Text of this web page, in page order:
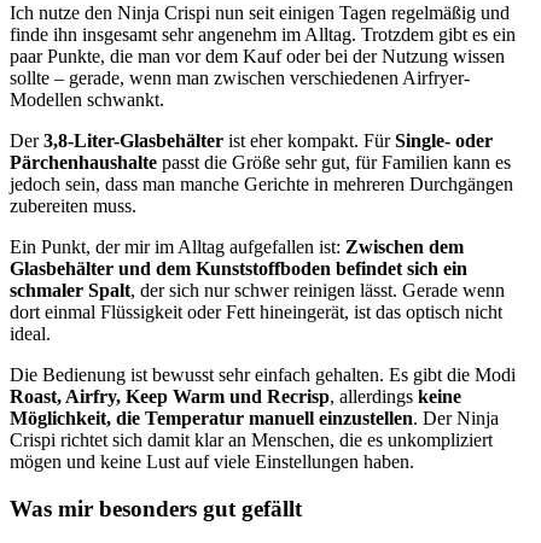
Ich nutze den Ninja Crispi nun seit einigen Tagen regelmäßig und
finde ihn insgesamt sehr angenehm im Alltag. Trotzdem gibt es ein
paar Punkte, die man vor dem Kauf oder bei der Nutzung wissen
sollte – gerade, wenn man zwischen verschiedenen Airfryer-
Modellen schwankt.
Der3,8-Liter-Glasbehälter ist eher kompakt. FürSingle- oder
Pärchenhaushalte passt die Größe sehr gut, für Familien kann es
jedoch sein, dass man manche Gerichte in mehreren Durchgängen
zubereiten muss.
Ein Punkt, der mir im Alltag aufgefallen ist: Zwischen dem
Glasbehälter und dem Kunststoffboden befindet sich ein
schmaler Spalt, der sich nur schwer reinigen lässt. Gerade wenn
dort einmal Flüssigkeit oder Fett hineingerät, ist das optisch nicht
ideal.
Die Bedienung ist bewusst sehr einfach gehalten. Es gibt die Modi
Roast, Airfry, Keep Warm und Recrisp, allerdings keine
Möglichkeit, die Temperatur manuell einzustellen. Der Ninja
Crispi richtet sich damit klar an Menschen, die es unkompliziert
mögen und keine Lust auf viele Einstellungen haben.
Was mir besonders gut gefällt